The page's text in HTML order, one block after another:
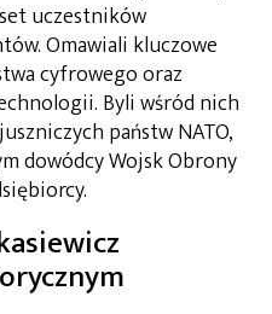
uczestników
Omawiali kluczowe
cyfrowego oraz
Byli wśród nich
państw NATO,
dowódcy Wojsk Obrony